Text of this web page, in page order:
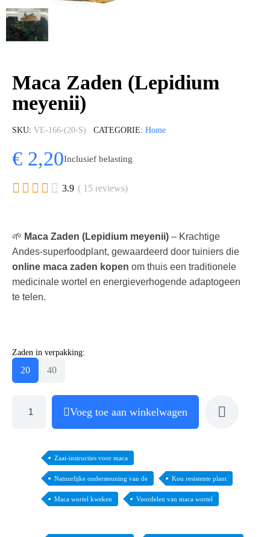
Maca Zaden (Lepidium
meyenii)
SKU VE-166-(20-S) CATEGORIE Home
€ 2,20Inclusief belasting
     3.9 ( 15 reviews)
🌱 Maca Zaden (Lepidium meyenii) – Krachtige
Andes-superfoodplant, gewaardeerd door tuiniers die
online maca zaden kopen om thuis een traditionele
medicinale wortel en energieverhogende adaptogeen
te telen.
Zaden in verpakking:
20 40
Voeg toe aan winkelwagen
Zaai-instructies voor maca
Natuurlijke ondersteuning van de Kou resistente plant
Maca wortel kweken Voordelen van maca wortel